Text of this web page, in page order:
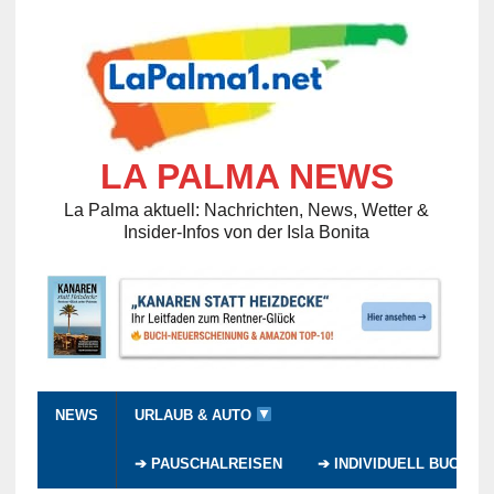
LA PALMA NEWS
La Palma aktuell: Nachrichten, News, Wetter &
Insider-Infos von der Isla Bonita
NEWS URLAUB & AUTO
➔ PAUSCHALREISEN ➔ INDIVIDUELL BUCHEN